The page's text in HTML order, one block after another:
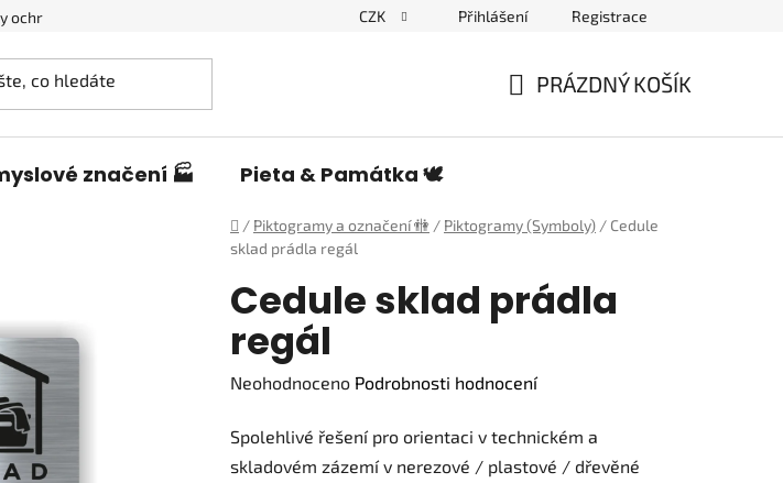
ochrany osobních údajů Blog o cedulích a piktogramech
CZK Přihlášení Registrace
PRÁZDNÝ KOŠÍK
značení 🏭 Pieta & Památka 🕊️
Domů
/ Piktogramy a označení 🚻 / Piktogramy (Symboly) / Cedule
sklad prádla regál
Cedule sklad prádla
regál
Průměrné
produktu
je
Neohodnoceno Podrobnosti hodnocení
Spolehlivé řešení pro orientaci v technickém a
skladovém zázemí v nerezové / plastové / dřevěné